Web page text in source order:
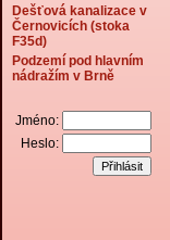
Dešťová kanalizace v
Černovicích (stoka
F35d)
Podzemí pod hlavním
nádražím v Brně
Jméno:
Heslo: